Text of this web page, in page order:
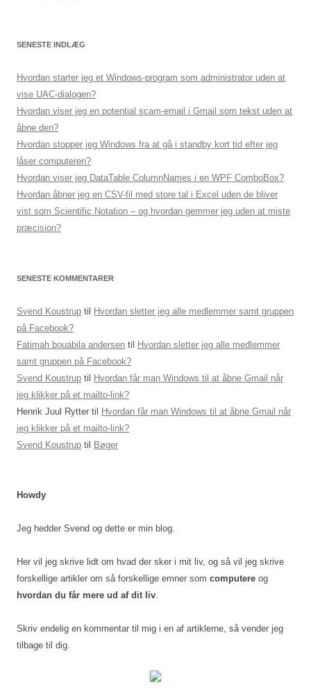
SENESTE INDLÆG
Hvordan starter jeg et Windows-program som administrator uden at
vise UAC-dialogen?
Hvordan viser jeg en potential scam-email i Gmail som tekst uden at
åbne den?
Hvordan stopper jeg Windows fra at gå i standby kort tid efter jeg
låser computeren?
Hvordan viser jeg DataTable ColumnNames i en WPF ComboBox?
Hvordan åbner jeg en CSV-fil med store tal i Excel uden de bliver
vist som Scientific Notation – og hvordan gemmer jeg uden at miste
præcision?
SENESTE KOMMENTARER
Svend Koustrup til
Hvordan sletter jeg alle medlemmer samt gruppen
på Facebook?
Fatimah bouabila andersen til
Hvordan sletter jeg alle medlemmer
samt gruppen på Facebook?
Svend Koustrup til
Hvordan får man Windows til at åbne Gmail når
jeg klikker på et mailto-link?
Henrik Juul Rytter til
Hvordan får man Windows til at åbne Gmail når
jeg klikker på et mailto-link?
Svend Koustrup til Bøger
Howdy
Jeg hedder Svend og dette er min blog.
Her vil jeg skrive lidt om hvad der sker i mit liv, og så vil jeg skrive
forskellige artikler om så forskellige emner som computere og
hvordan du får mere ud af dit liv
Skriv endelig en kommentar til mig i en af artiklerne, så vender jeg
tilbage til dig.